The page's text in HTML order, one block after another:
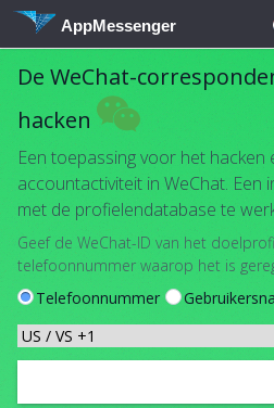
AppMessenger
De WeChat-
hacken
Een toepassing voor het hacken
accountactiviteit in WeChat.
met de profielendatabase te
Geef de WeChat-ID van het
telefoonnummer waarop het is
Telefoonnummer